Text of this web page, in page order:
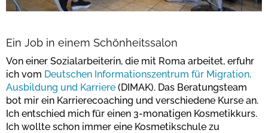
Ein Job in einem Schönheitssalon
Von einer Sozialarbeiterin, die mit Roma arbeitet, erfuhr
ich vom Deutschen Informationszentrum für Migration,
Ausbildung und Karriere (DIMAK). Das Beratungsteam
bot mir ein Karrierecoaching und verschiedene Kurse an.
Ich entschied mich für einen 3-monatigen Kosmetikkurs.
Ich wollte schon immer eine Kosmetikschule zu